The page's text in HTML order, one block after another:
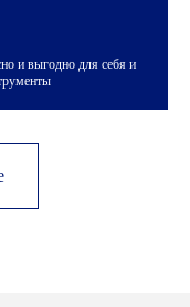
и выгодно для себя и